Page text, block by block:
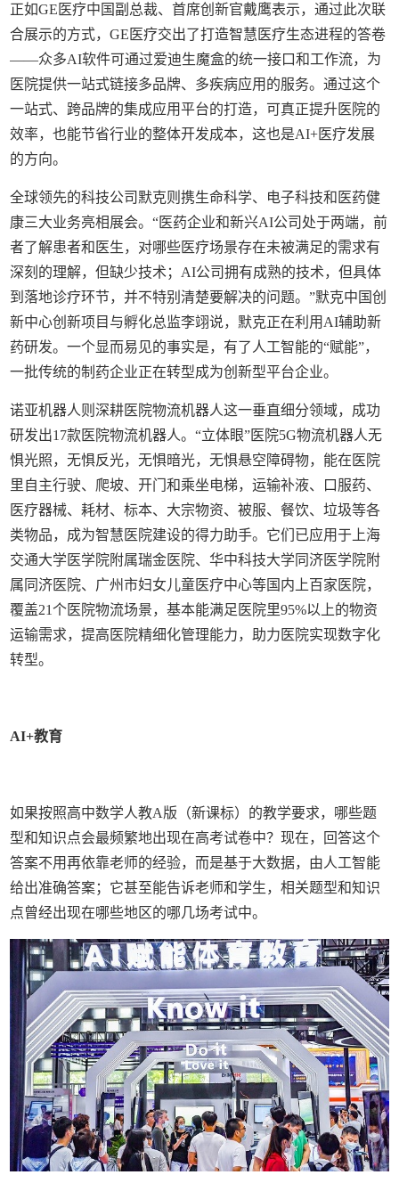
正如GE医疗中国副总裁、首席创新官戴鹰表示，通过此次联
合展示的方式，GE医疗交出了打造智慧医疗生态进程的答卷
——众多AI软件可通过爱迪生魔盒的统一接口和工作流，为
医院提供一站式链接多品牌、多疾病应用的服务。通过这个
一站式、跨品牌的集成应用平台的打造，可真正提升医院的
效率，也能节省行业的整体开发成本，这也是AI+医疗发展
的方向。
全球领先的科技公司默克则携生命科学、电子科技和医药健
康三大业务亮相展会。“医药企业和新兴AI公司处于两端，前
者了解患者和医生，对哪些医疗场景存在未被满足的需求有
深刻的理解，但缺少技术；AI公司拥有成熟的技术，但具体
到落地诊疗环节，并不特别清楚要解决的问题。”默克中国创
新中心创新项目与孵化总监李翊说，默克正在利用AI辅助新
药研发。一个显而易见的事实是，有了人工智能的“赋能”，
一批传统的制药企业正在转型成为创新型平台企业。
诺亚机器人则深耕医院物流机器人这一垂直细分领域，成功
研发出17款医院物流机器人。“立体眼”医院5G物流机器人无
惧光照，无惧反光，无惧暗光，无惧悬空障碍物，能在医院
里自主行驶、爬坡、开门和乘坐电梯，运输补液、口服药、
医疗器械、耗材、标本、大宗物资、被服、餐饮、垃圾等各
类物品，成为智慧医院建设的得力助手。它们已应用于上海
交通大学医学院附属瑞金医院、华中科技大学同济医学院附
属同济医院、广州市妇女儿童医疗中心等国内上百家医院，
覆盖21个医院物流场景，基本能满足医院里95%以上的物资
运输需求，提高医院精细化管理能力，助力医院实现数字化
转型。
AI+教育
如果按照高中数学人教A版（新课标）的教学要求，哪些题
型和知识点会最频繁地出现在高考试卷中？现在，回答这个
答案不用再依靠老师的经验，而是基于大数据，由人工智能
给出准确答案；它甚至能告诉老师和学生，相关题型和知识
点曾经出现在哪些地区的哪几场考试中。